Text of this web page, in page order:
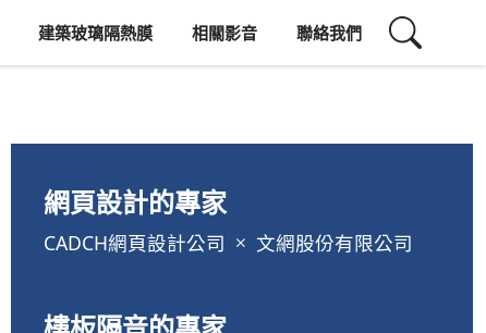
建築玻璃隔熱膜 相關影音 聯絡我們
網頁設計的專家
CADCH網頁設計公司 文網股份有限公司